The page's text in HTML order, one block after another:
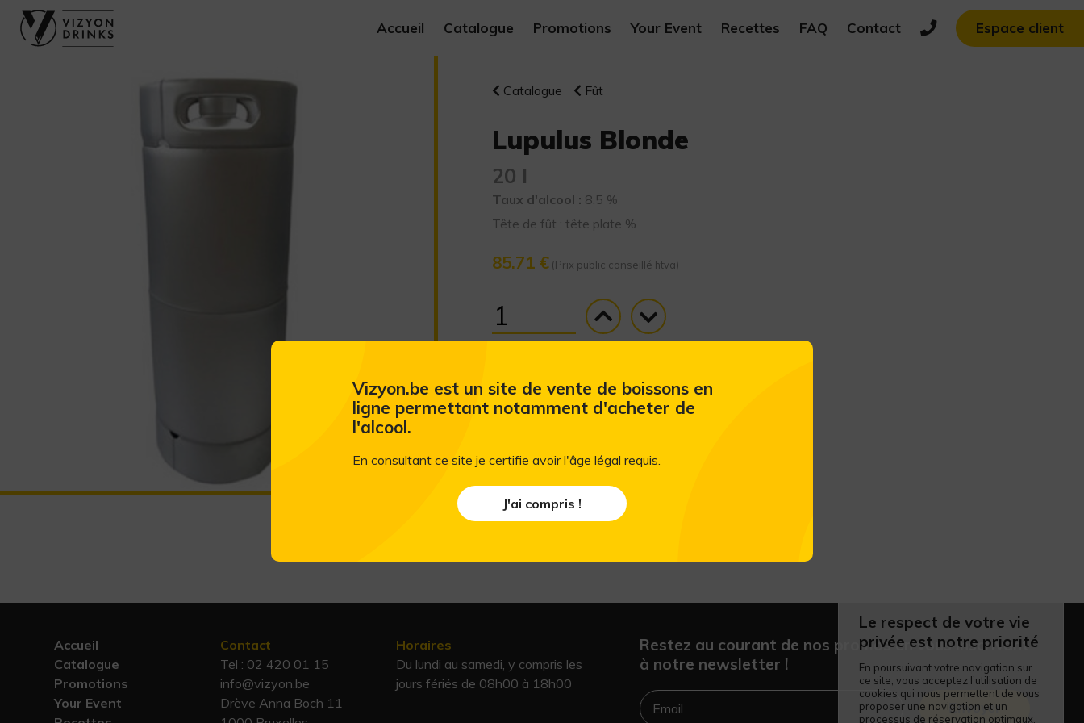
Accueil Catalogue Promotions Your Event Recettes FAQ Contact Espace client
Catalogue Fût
Lupulus Blonde
20 l
Taux d'alcool : 8.5 %
Tête de fût : tête plate %
85.71 €(Prix public conseillé htva)
Accueil
Catalogue
Promotions
Your Event
Contact
Tel : 02 420 01 15
info@vizyon.be
Drève Anna Boch 11
Horaires
Du lundi au samedi, y compris les
jours fériés de 08h00 à 18h00
Restez au courant de nos promos en vous inscrivant
à notre newsletter !
Envoyer
Le respect de votre vie
privée est notre priorité
En poursuivant votre navigation sur
ce site, vous acceptez l’utilisation de
cookies qui nous permettent de vous
proposer une navigation et un
processus de réservation optimaux.
Vizyon.be est un site de vente de boissons en
ligne permettant notamment d'acheter de
l'alcool.
En consultant ce site je certifie avoir l'âge légal requis.
J'ai compris !